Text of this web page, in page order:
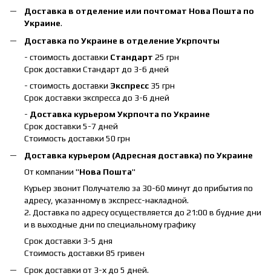
Доставка в отделение или почтомат Нова Пошта по
Украине.
Доставка по Украине в отделение Укрпочты
- стоимость доставки Стандарт 25 грн
Срок доставки Стандарт до 3-6 дней
- стоимость доставки Экспресс 35 грн
Срок доставки экспресса до 3-6 дней
- Доставка курьером Укрпочта по Украине
Срок доставки 5-7 дней
Стоимость доставки 50 грн
Доставка курьером (Адресная доставка) по Украине
От компании "Нова Пошта"
Курьер звонит Получателю за 30-60 минут до прибытия по
адресу, указанному в экспресс-накладной.
2. Доставка по адресу осуществляется до 21:00 в будние дни
и в выходные дни по специальному графику
Срок доставки 3-5 дня
Стоимость доставки 85 гривен
Срок доставки от 3-х до 5 дней.